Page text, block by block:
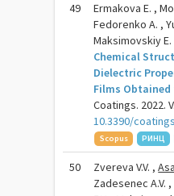
49 Ermakova E. ,
Fedorenko A. ,
Maksimovskiy
Chemical
Dielectric
Films
Coatings. 2022.
10.3390/
Scopus
РИНЦ
50 Zvereva V.V. ,
Zadesenec A.V.